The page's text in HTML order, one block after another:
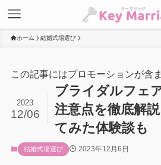
ホーム 結婚式場選び
この記事にはプロモーションが含
ブライダルフェ
注意点を徹底解
てみた体験談も
2023
12/06
結婚式場選び 2023年12月6日